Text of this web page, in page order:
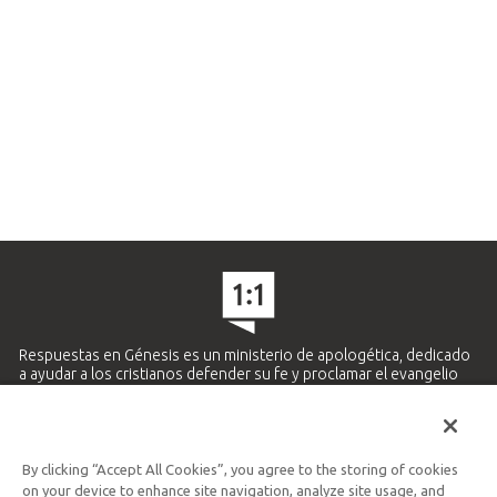
Respuestas en Génesis es un ministerio de apologética, dedicado
a ayudar a los cristianos defender su fe y proclamar el evangelio
Ministerio Hispano y Latinoamericano
By clicking “Accept All Cookies”, you agree to the storing of cookies
on your device to enhance site navigation, analyze site usage, and